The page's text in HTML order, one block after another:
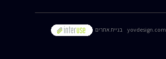
בניית אתרים yovdesign.com